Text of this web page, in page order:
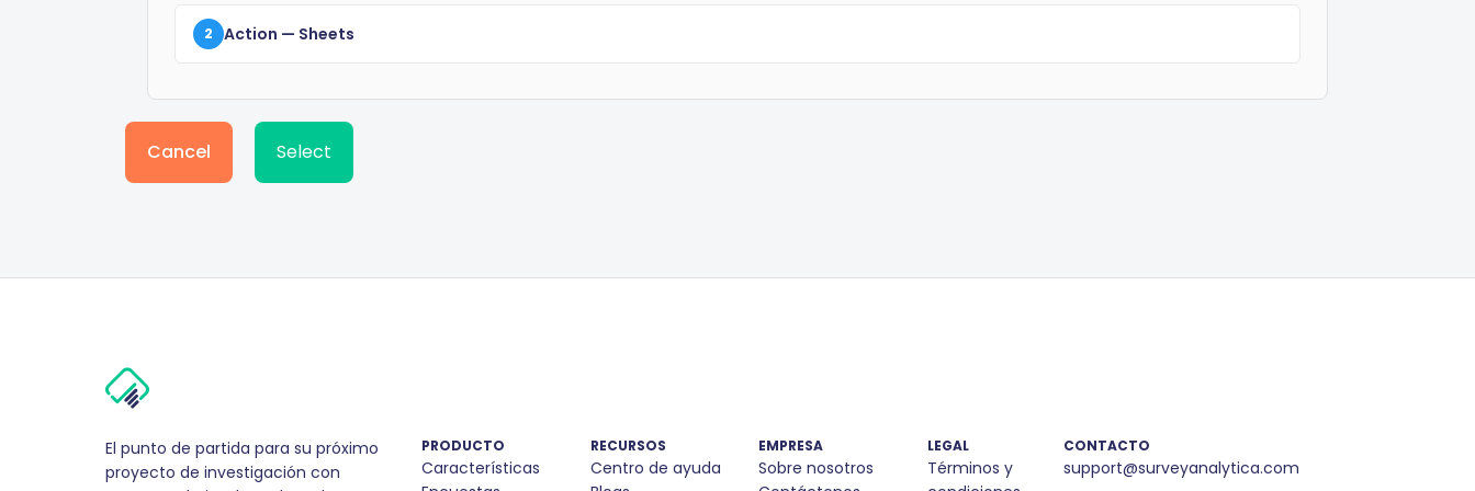
2 Action — Sheets
Cancel Select
El punto de partida para su próximo
proyecto de investigación con
PRODUCTO
Características
RECURSOS
Centro de ayuda
EMPRESA
Sobre nosotros
LEGAL
Términos y
CONTACTO
support@surveyanalytica.com